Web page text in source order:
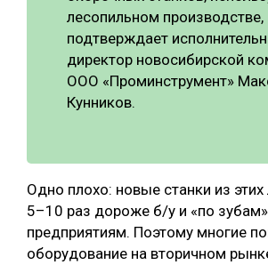
лесопильном производстве,
подтверждает
директор новосибирской
ООО «Проминструмент»
Кунников.
Одно плохо: новые станки из этих
5–10 раз дороже б/у и «по
предприятиям. Поэтому многие
оборудование на вторичном